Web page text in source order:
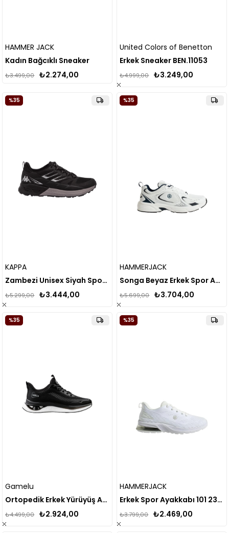
HAMMER JACK
Kadın Bağcıklı Sneaker
₺2.274,00
₺3.499,00
United Colors of Benetton
Erkek Sneaker BEN.11053
₺3.249,00
₺4.999,00
KAPPA
Zambezi Unisex Siyah Spor Ayakkabı
₺3.444,00
₺5.299,00
%35
HAMMERJACK
Songa Beyaz Erkek Spor Ayakkabı
₺3.704,00
₺5.699,00
%35
Gamelu
Ortopedik Erkek Yürüyüş Ayakkabısı
₺2.924,00
₺4.499,00
%35
HAMMERJACK
Erkek Spor Ayakkabı 101 23376-m
₺2.469,00
₺3.799,00
%35